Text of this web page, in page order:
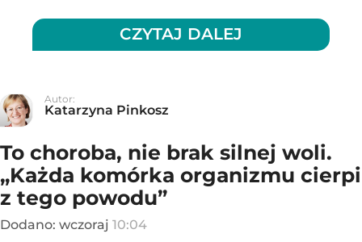
CZYTAJ DALEJ
Autor:
Katarzyna Pinkosz
To choroba, nie brak silnej woli.
„Każda komórka organizmu cierpi
z tego powodu”
Dodano: wczoraj 10:04